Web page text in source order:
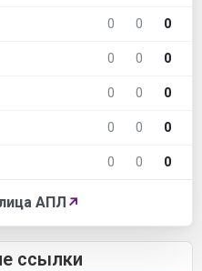
0 0 0
0 0 0
0 0 0
0 0 0
0 0 0
АПЛ ↗
ссылки